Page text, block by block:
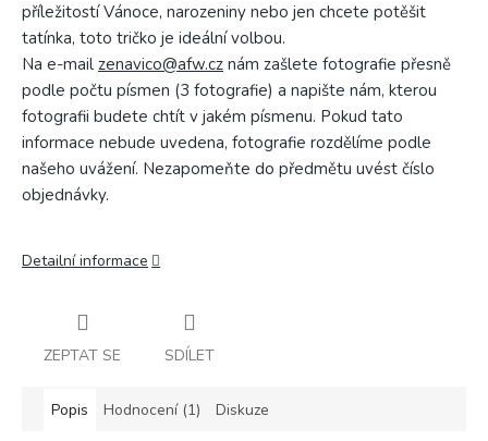
příležitostí Vánoce, narozeniny nebo jen chcete potěšit
tatínka, toto tričko je ideální volbou.
Na e-mail zenavico@afw.cz nám zašlete fotografie přesně
podle počtu písmen (3 fotografie) a napište nám, kterou
fotografii budete chtít v jakém písmenu. Pokud tato
informace nebude uvedena, fotografie rozdělíme podle
našeho uvážení. Nezapomeňte do předmětu uvést číslo
objednávky.
Detailní informace
ZEPTAT SE SDÍLET
Popis Hodnocení (1) Diskuze